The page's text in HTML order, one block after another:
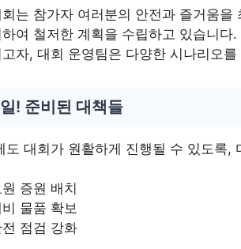
는 참가자 여러분의 안전과 즐거움
여 철저한 계획을 수립하고 있습니
자, 대회 운영팀은 다양한 시나리오
! 준비된 대책들
도 대회가 원활하게 진행될 수 있도록,
증원 배치
물품 확보
점검 강화